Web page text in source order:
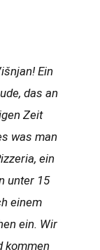
Ein
das an
Zeit
was man
ein
unter 15
einem
ein. Wir
kommen